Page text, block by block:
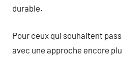
durable.
Pour ceux qui souhaitent
avec une approche encore